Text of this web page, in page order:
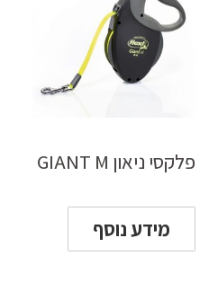
פלקסי ניאון GIANT M
מידע נוסף